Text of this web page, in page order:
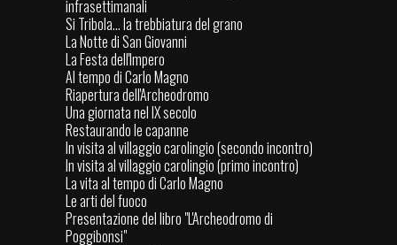
infrasettimanali
Si Tribola... la trebbiatura del grano
La Notte di San Giovanni
La Festa dell'Impero
Al tempo di Carlo Magno
Riapertura dell'Archeodromo
Una giornata nel IX secolo
Restaurando le capanne
In visita al villaggio carolingio (secondo incontro)
In visita al villaggio carolingio (primo incontro)
La vita al tempo di Carlo Magno
Le arti del fuoco
Presentazione del libro "L'Archeodromo di
Poggibonsi"